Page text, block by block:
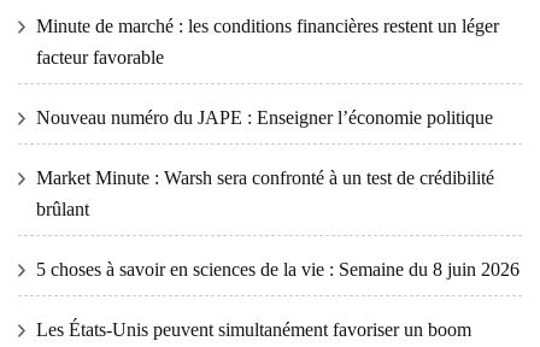
Minute de marché : les conditions financières restent un léger
facteur favorable
Nouveau numéro du JAPE : Enseigner l’économie politique
Market Minute : Warsh sera confronté à un test de crédibilité
brûlant
5 choses à savoir en sciences de la vie : Semaine du 8 juin 2026
Les États-Unis peuvent simultanément favoriser un boom